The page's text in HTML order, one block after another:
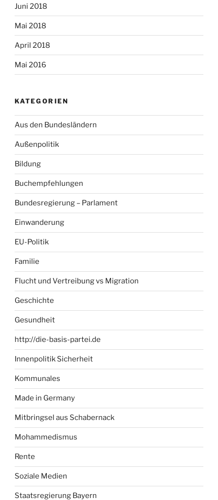
Juni 2018
Mai 2018
April 2018
Mai 2016
KATEGORIEN
Aus den Bundesländern
Außenpolitik
Bildung
Buchempfehlungen
Bundesregierung – Parlament
Einwanderung
EU-Politik
Familie
Flucht und Vertreibung vs Migration
Geschichte
Gesundheit
http://die-basis-partei.de
Innenpolitik Sicherheit
Kommunales
Made in Germany
Mitbringsel aus Schabernack
Mohammedismus
Rente
Soziale Medien
Staatsregierung Bayern